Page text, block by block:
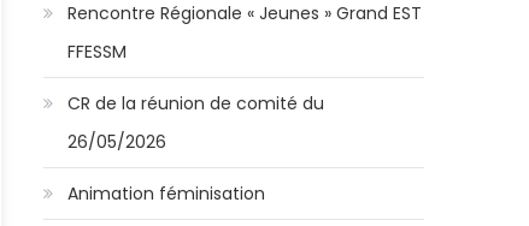
Rencontre Régionale « Jeunes » Grand EST
FFESSM
CR de la réunion de comité du
26/05/2026
Animation féminisation